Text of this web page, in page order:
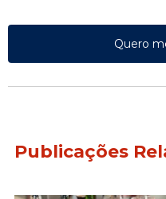
Quero
Publicações